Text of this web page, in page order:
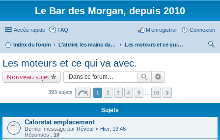
Le Bar des Morgan, depuis 2010
Accès rapide FAQ Connexion
M’enregistrer
Index du forum L'atelier, les mains dans le cambouis.
Les moteurs et ce qui va avec.
Les moteurs et ce qui va avec.
Nouveau sujet
393 sujets 1 2 3 4 5 16
Sujets
Calorstat emplacement
Dernier message par Rêveur « Hier, 19:46
Réponses : 10